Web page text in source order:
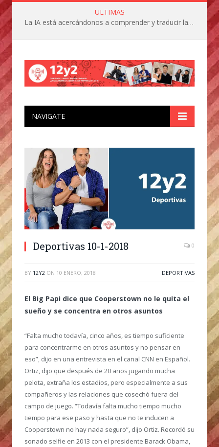
ULTIMAS
La IA está acercándonos a comprender y traducir las vocalizaciones y comportamientos de nuestras mascotas
NAVIGATE
Deportivas 10-1-2018 0
BY 12Y2 ON 10 ENERO, 2018 DEPORTIVAS
El Big Papi dice que Cooperstown no le quita el
sueño y se concentra en otros asuntos
“Falta mucho todavía, cinco años, es tiempo suficiente
para concentrarme en otros asuntos y no pensar en
eso”, dijo en una entrevista en el canal CNN en Español.
Ortiz, dijo que después de 20 años jugando mucha
pelota, extraña los estadios, pero especialmente a sus
compañeros y las relaciones que cosechó fuera del
campo de juego. “Todavía falta mucho tiempo mucho
tiempo para ese paso y hasta que no te inducen a
Cooperstown no hay nada seguro”, dijo Ortiz. Recordó su
sonado selfie en 2013 con el presidente Barack Obama,